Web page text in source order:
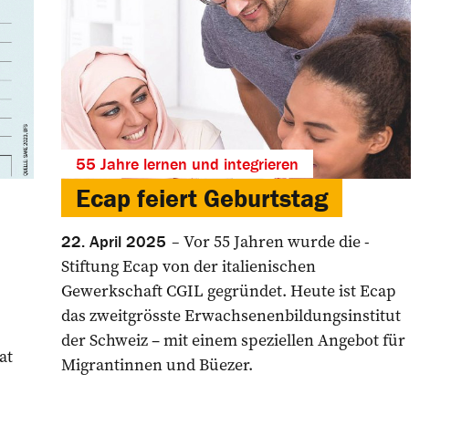
55 Jahre lernen und integrieren
Ecap feiert Geburtstag
22. April 2025
Vor 55 Jahren wurde die ­
Stiftung Ecap von der ­italienischen
Gewerkschaft CGIL gegründet. Heute ist Ecap
das zweitgrösste ­Erwachsenenbildungsinstitut
der Schweiz – mit einem speziellen Angebot für
Migrantinnen und Büezer.